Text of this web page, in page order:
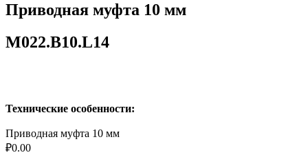
Приводная муфта 10 мм
M022.B10.L14
Технические особенности:
Приводная муфта 10 мм
₽0.00